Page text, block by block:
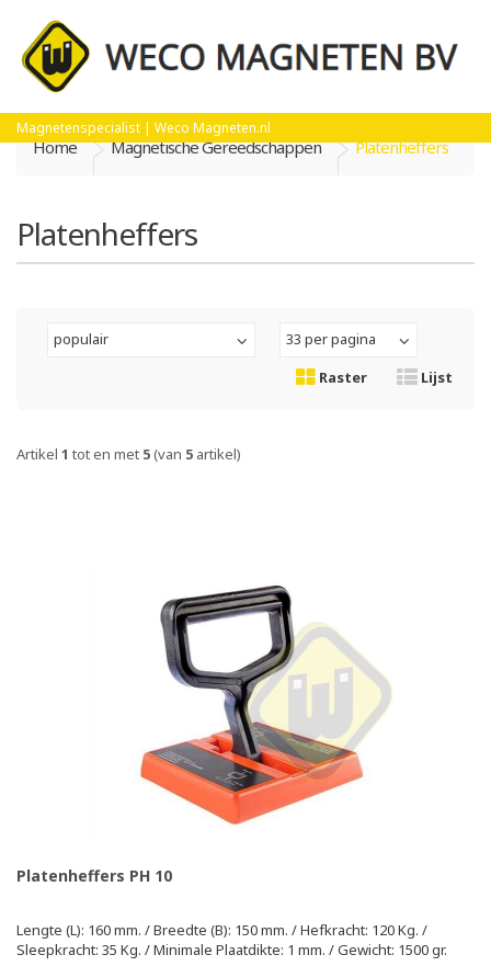
Magnetenspecialist | Weco Magneten.nl
Home Magnetische Gereedschappen Platenheffers
Platenheffers
populair
33 per pagina
Raster
Lijst
Artikel 1 tot en met 5(van 5 artikel)
Platenheffers PH 10
Lengte (L): 160 mm. / Breedte (B): 150 mm. / Hefkracht: 120 Kg. /
Sleepkracht: 35 Kg. / Minimale Plaatdikte: 1 mm. / Gewicht: 1500 gr.